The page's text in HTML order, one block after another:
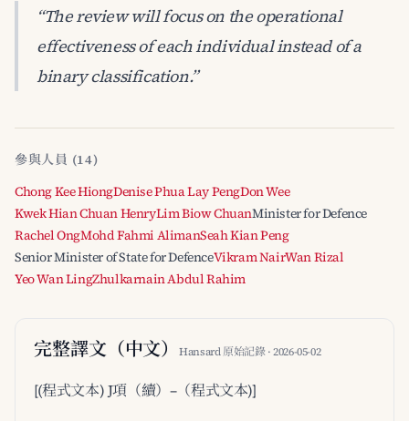
“The review will focus on the operational
effectiveness of each individual instead of a
binary classification.”
參與人員 (14)
Chong Kee HiongDenise Phua Lay PengDon Wee
Kwek Hian Chuan HenryLim Biow ChuanMinister for Defence
Rachel OngMohd Fahmi AlimanSeah Kian Peng
Senior Minister of State for DefenceVikram NairWan Rizal
Yeo Wan LingZhulkarnain Abdul Rahim
完整譯文（中文）Hansard 原始記錄 · 2026-05-02
[(程式文本) J項（續）–（程式文本)]